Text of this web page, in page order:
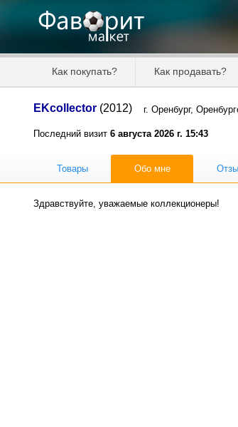
Как покупать? Как продавать?
EKcollector (2012) г. Оренбург,
Последний визит 6 августа 2026 г. 15:43
Товары Обо мне
Здравствуйте, уважаемые коллекционеры!